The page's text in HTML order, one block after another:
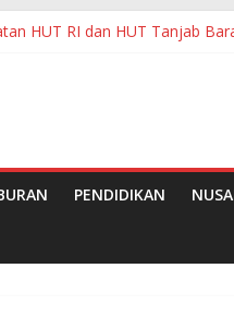
HUT RI dan HUT Tanjab
Jadi Tanda Tanya Besar
PENDIDIKAN